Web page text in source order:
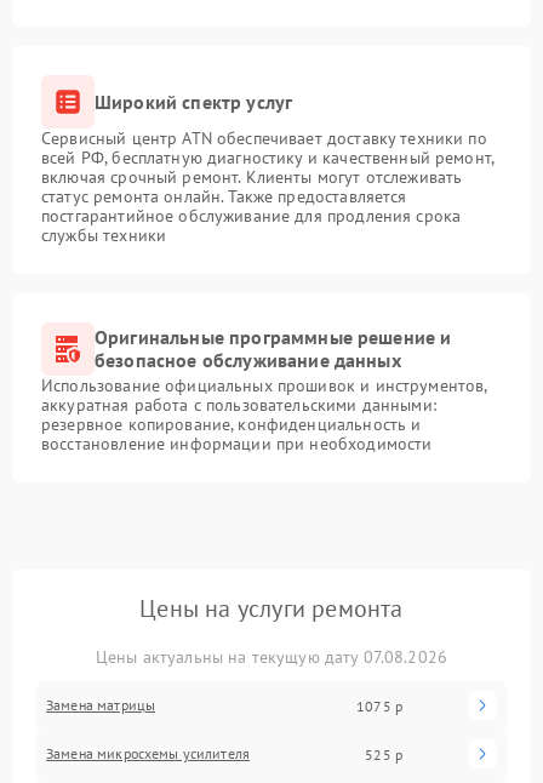
Широкий спектр услуг
Сервисный центр ATN обеспечивает доставку техники по
всей РФ, бесплатную диагностику и качественный ремонт,
включая срочный ремонт. Клиенты могут отслеживать
статус ремонта онлайн. Также предоставляется
постгарантийное обслуживание для продления срока
службы техники
Оригинальные программные решение и
безопасное обслуживание данных
Использование официальных прошивок и инструментов,
аккуратная работа с пользовательскими данными:
резервное копирование, конфиденциальность и
восстановление информации при необходимости
Цены на услуги ремонта
Цены актуальны на текущую дату 07.08.2026
Замена матрицы 1075 р
Замена микросхемы усилителя 525 р